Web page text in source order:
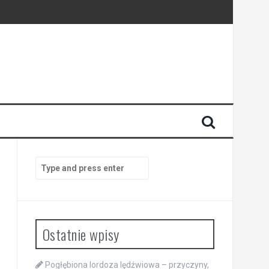
for:
Ostatnie wpisy
Pogłębiona lordoza lędźwiowa – przyczyny,